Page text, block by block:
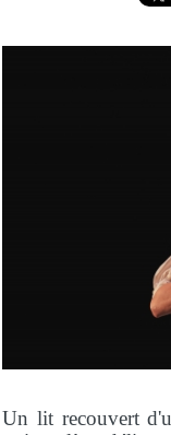
Un lit recouvert